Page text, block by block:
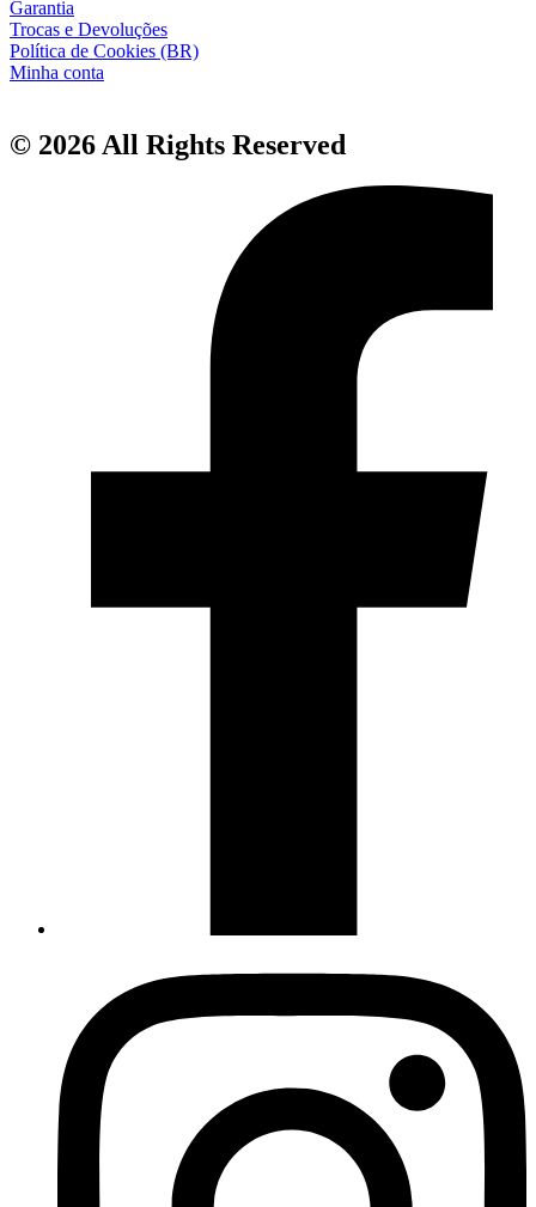
Garantia
Trocas e Devoluções
Política de Cookies (BR)
Minha conta
© 2026 All Rights Reserved